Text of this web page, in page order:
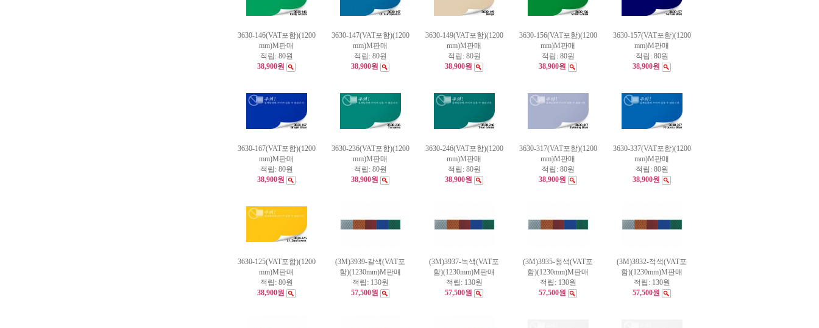
3630-146(VAT포함)(1200
mm)M판매
적립: 80원
38,900원
3630-147(VAT포함)(1200
mm)M판매
적립: 80원
38,900원
3630-149(VAT포함)(1200
mm)M판매
적립: 80원
38,900원
3630-156(VAT포함)(1200
mm)M판매
적립: 80원
38,900원
3630-157(VAT포함)(1200
mm)M판매
적립: 80원
38,900원
3630-167(VAT포함)(1200
mm)M판매
적립: 80원
38,900원
3630-236(VAT포함)(1200
mm)M판매
적립: 80원
38,900원
3630-246(VAT포함)(1200
mm)M판매
적립: 80원
38,900원
3630-317(VAT포함)(1200
mm)M판매
적립: 80원
38,900원
3630-337(VAT포함)(1200
mm)M판매
적립: 80원
38,900원
3630-125(VAT포함)(1200
mm)M판매
적립: 80원
38,900원
(3M)3939-갈색(VAT포
함)(1230mm)M판매
적립: 130원
57,500원
(3M)3937-녹색(VAT포
함)(1230mm)M판매
적립: 130원
57,500원
(3M)3935-청색(VAT포
함)(1230mm)M판매
적립: 130원
57,500원
(3M)3932-적색(VAT포
함)(1230mm)M판매
적립: 130원
57,500원